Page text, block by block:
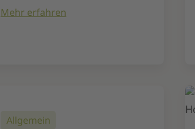
Mehr erfahren
Allgemein